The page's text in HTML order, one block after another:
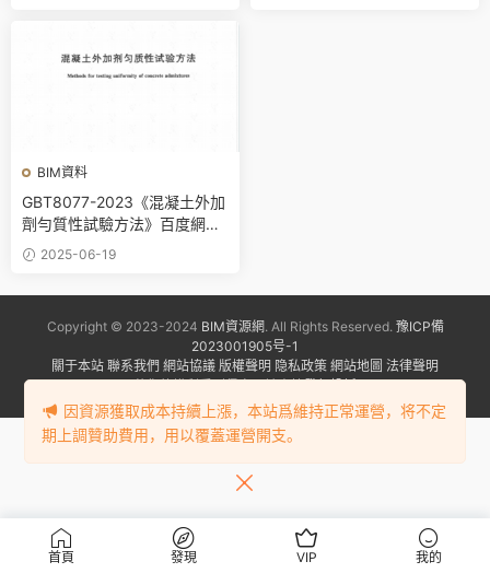
BIM資料
GBT8077-2023《混凝土外加
劑勻質性試驗方法》百度網盤
PDF下載
2025-06-19
Copyright © 2023-2024 BIM資源網. All Rights Reserved. 豫ICP備
2023001905号-1
關于本站 聯系我們 網站協議 版權聲明 隐私政策 網站地圖 法律聲明
首頁 發現 VIP 我的
因資源獲取成本持續上漲，本站爲維持正常運營，将不定
期上調贊助費用，用以覆蓋運營開支。